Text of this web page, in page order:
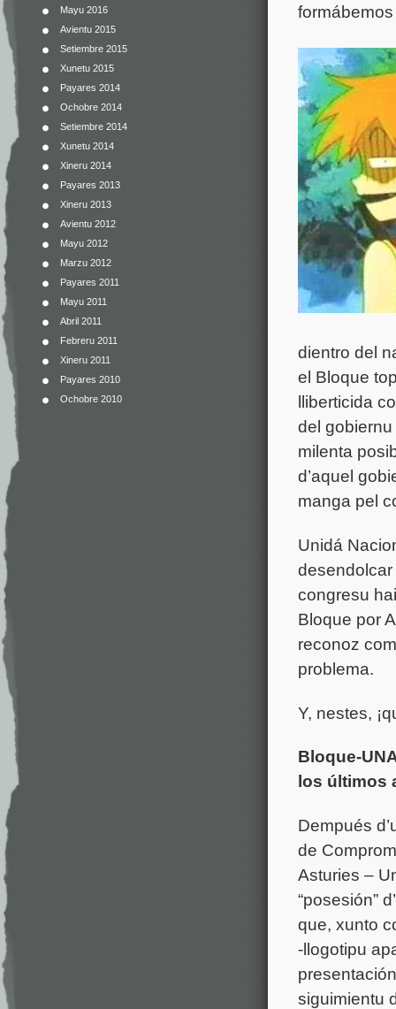
Mayu 2016
Avientu 2015
Setiembre 2015
Xunetu 2015
Payares 2014
Ochobre 2014
Setiembre 2014
Xunetu 2014
Xineru 2014
Payares 2013
Xineru 2013
Avientu 2012
Mayu 2012
Marzu 2012
Payares 2011
Mayu 2011
Abril 2011
Febreru 2011
Xineru 2011
Payares 2010
Ochobre 2010
dientro del
el Bloque
lliberticida
del
milenta
d’aquel
manga pel
Unidá
congresu
Bloque por
reconoz
problema.
Y, nestes,
Bloque-
los últimos
Dempués
de
Asturies –
“posesión”
que, xunto
-llogotipu
siguimientu